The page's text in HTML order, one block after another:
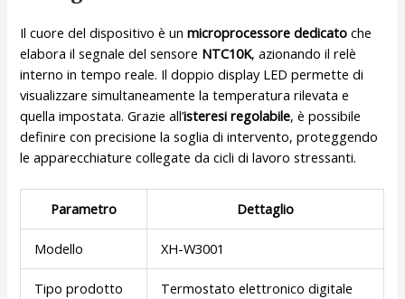
Il cuore del dispositivo è unmicroprocessore dedicato che
elabora il segnale del sensore NTC10K, azionando il relè
interno in tempo reale. Il doppio display LED permette di
visualizzare simultaneamente la temperatura rilevata e
quella impostata. Grazie all’isteresi regolabile, è possibile
definire con precisione la soglia di intervento, proteggendo
le apparecchiature collegate da cicli di lavoro stressanti.
Parametro Dettaglio
Modello XH-W3001
Tipo prodotto Termostato elettronico digitale